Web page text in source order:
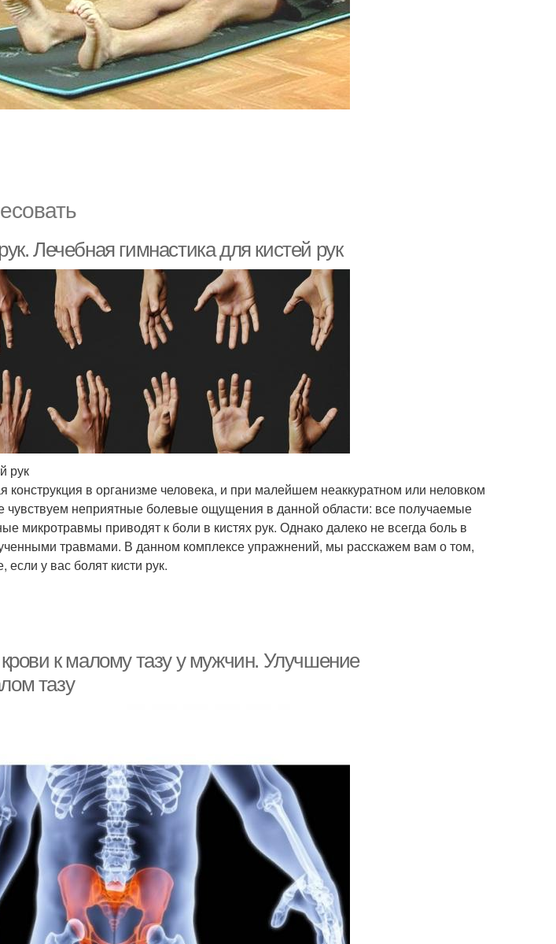
Лечебная гимнастика для кистей рук
рук
конструкция в организме человека, и при малейшем неаккуратном или неловком
чувствуем неприятные болевые ощущения в данной области: все получаемые
микротравмы приводят к боли в кистях рук. Однако далеко не всегда боль в
травмами. В данном комплексе упражнений, мы расскажем вам о том,
если у вас болят кисти рук.
крови к малому тазу у мужчин. Улучшение
тазу